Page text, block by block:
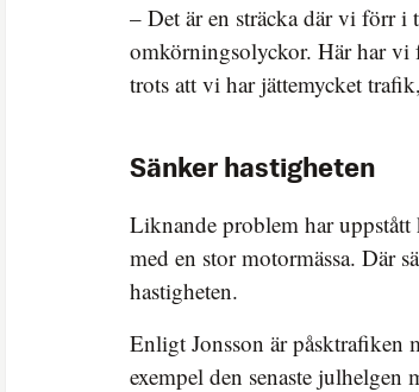
– Det är en sträcka där vi förr i
omkörningsolyckor. Här har vi
trots att vi har jättemycket
Sänker hastigheten
Liknande problem har
med en stor motormässa. Där
hastigheten.
Enligt Jonsson är påsktrafiken
exempel den senaste